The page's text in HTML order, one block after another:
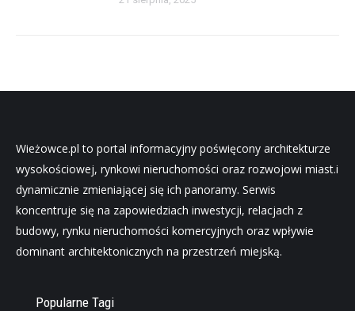
Wieżowce.pl to portal informacyjny poświęcony architekturze
wysokościowej, rynkowi nieruchomości oraz rozwojowi miast.i
dynamicznie zmieniającej się ich panoramy. Serwis
koncentruje się na zapowiedziach inwestycji, relacjach z
budowy, rynku nieruchomości komercyjnych oraz wpływie
dominant architektonicznych na przestrzeń miejską.
Popularne Tagi